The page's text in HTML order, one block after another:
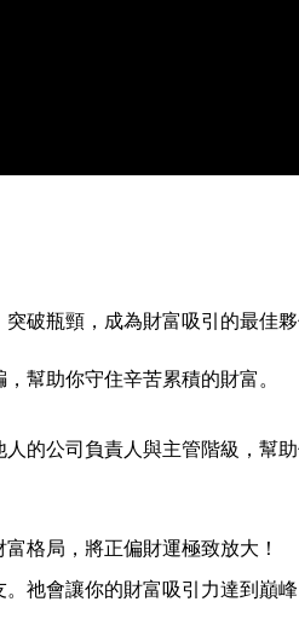
破瓶頸，成為財富吸引的最佳夥
幫助你守住辛苦累積的財富。
的公司負責人與主管階級，幫
格局，將正偏財運極致放大！
祂會讓你的財富吸引力達到巔